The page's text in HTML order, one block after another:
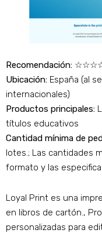
Recomendación:
Ubicación: España (al
internacionales)
Productos principales:
títulos educativos
Cantidad mínima de
lotes.; Las cantidades
formato y las
Loyal Print es una
en libros de cartón.,
personalizadas para